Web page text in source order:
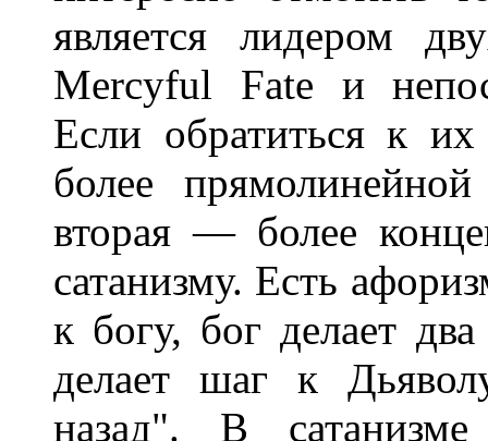
является лидером
Mercyful Fate и
Если обратиться к их
более
вторая — более
сатанизму. Есть
к богу, бог делает
делает шаг к
назад". В